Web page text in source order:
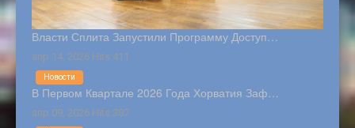
Власти Сплита Запустили Программу Доступ…
апр 14, 2026 Hits:411
В Первом Квартале 2026 Года Хорватия Заф…
апр 09, 2026 Hits:387
Новости